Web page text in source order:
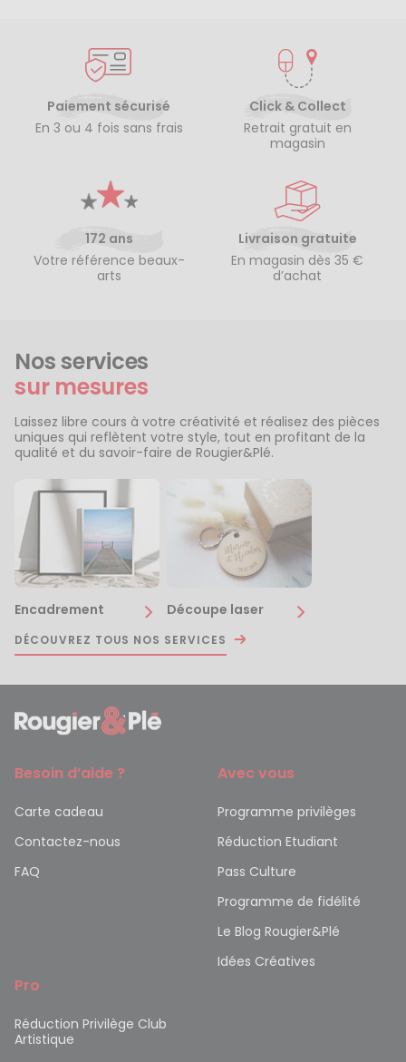
Paiement sécurisé
En 3 ou 4 fois sans frais
Click & Collect
Retrait gratuit en
magasin
172 ans
Votre référence beaux-
arts
Livraison gratuite
En magasin dès 35 €
d’achat
Nos services
sur mesures
Laissez libre cours à votre créativité et réalisez des pièces
uniques qui reflètent votre style, tout en profitant de la
qualité et du savoir-faire de Rougier&Plé.
Encadrement Découpe laser
DÉCOUVREZ TOUS NOS SERVICES
Besoin d’aide ?
Carte cadeau
Contactez-nous
FAQ
Avec vous
Programme privilèges
Réduction Etudiant
Pass Culture
Programme de fidélité
Le Blog Rougier&Plé
Idées Créatives
Pro
Réduction Privilège Club
Artistique